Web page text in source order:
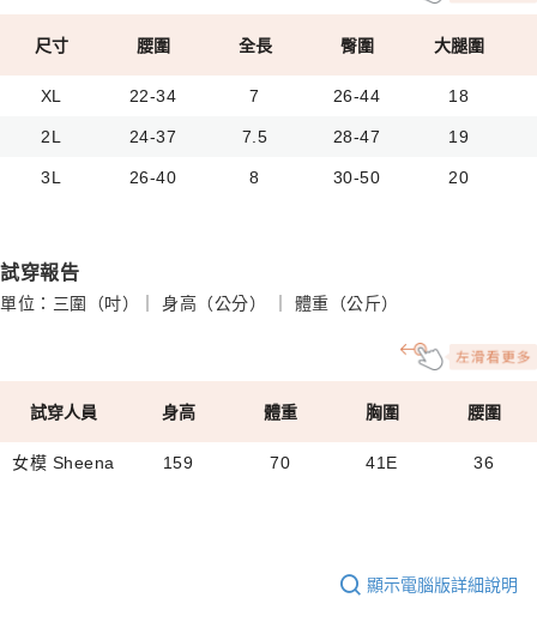
尺寸 腰圍 全長 臀圍 大腿圍
XL 22-34 7 26-44 18
2L 24-37 7.5 28-47 19
3L 26-40 8 30-50 20
試穿報告
單位：三圍（吋）｜ 身高（公分） ｜ 體重（公斤）
試穿人員 身高 體重 胸圍 腰圍
女模 Sheena 159 70 41E 36
顯示電腦版詳細說明